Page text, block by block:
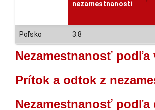
nezamestnanosti
Poľsko 3.8
Nezamestnanosť podľa
Prítok a odtok z
Nezamestnanosť podľa